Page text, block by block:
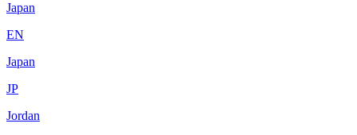
Japan
EN
Japan
JP
Jordan